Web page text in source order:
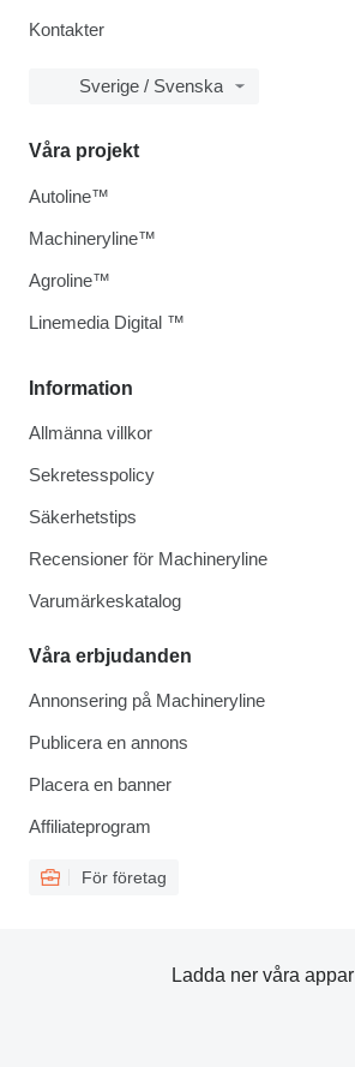
Kontakter
Sverige / Svenska
Information
Allmänna villkor
Sekretesspolicy
Säkerhetstips
Recensioner för Machineryline
Varumärkeskatalog
Våra erbjudanden
Annonsering på Machineryline
Publicera en annons
Placera en banner
Affiliateprogram
För företag
Våra projekt
Autoline™
Machineryline™
Agroline™
Linemedia Digital ™
Ladda ner våra appar